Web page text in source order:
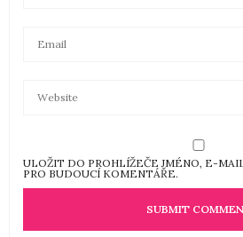
ULOŽIT DO PROHLÍŽEČE JMÉNO, E-
PRO BUDOUCÍ KOMENTÁŘE.